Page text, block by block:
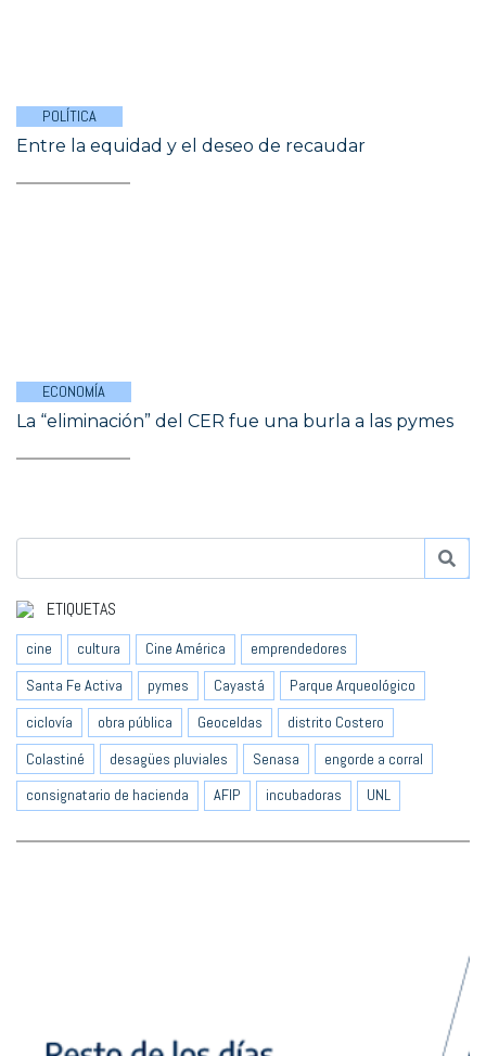
POLÍTICA
Entre la equidad y el deseo de recaudar
ECONOMÍA
La “eliminación” del CER fue una burla a las pymes
ETIQUETAS
cine cultura Cine América
emprendedores
Santa Fe Activa
pymes Cayastá
Parque Arqueológico
ciclovía
obra pública Geoceldas
distrito Costero
Colastiné
desagües pluviales Senasa
engorde a corral
consignatario de hacienda
AFIP incubadoras UNL